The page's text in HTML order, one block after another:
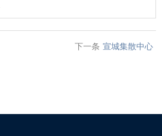
下一条 宣城集散中心